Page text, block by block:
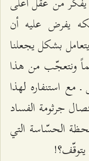
يفرض عليه أن
بشكل يجعلنا
ونتعجّب من هذا
استنفاره لهذا
جرثومة الفساد
الحسّاسة التي